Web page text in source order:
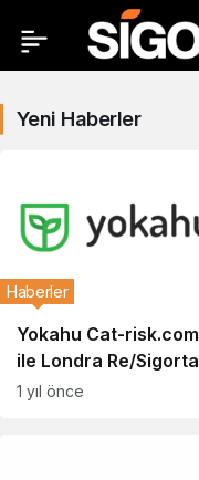
Yeni Haberler
Yokahu Cat-risk.com
ile Londra Re/Sigorta
Piyasasında Devrim
Haberler
1 yıl önce